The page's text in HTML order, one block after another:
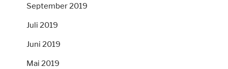
September 2019
Juli 2019
Juni 2019
Mai 2019